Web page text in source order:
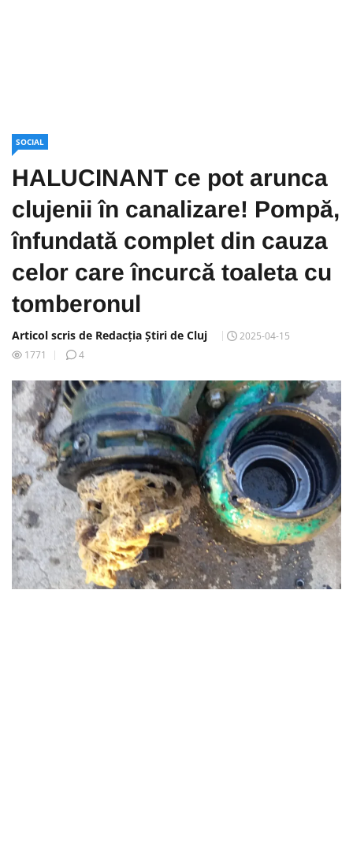
SOCIAL
HALUCINANT ce pot arunca
clujenii în canalizare! Pompă,
înfundată complet din cauza
celor care încurcă toaleta cu
tomberonul
Articol scris de Redacția Știri de Cluj
2025-04-15
1771
4